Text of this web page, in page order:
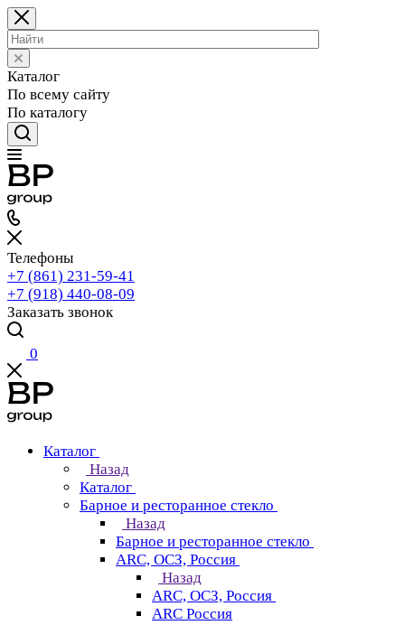
Каталог
По всему сайту
По каталогу
Телефоны
+7 (861) 231-59-41
+7 (918) 440-08-09
Заказать звонок
0
Каталог
Назад
Каталог
Барное и ресторанное стекло
Назад
Барное и ресторанное стекло
ARC, ОСЗ, Россия
Назад
ARC, ОСЗ, Россия
ARC Россия